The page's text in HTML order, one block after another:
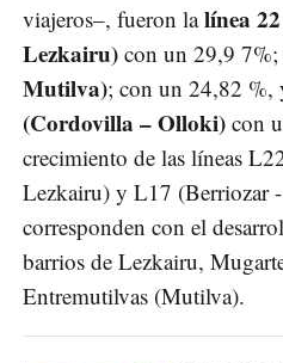
viajeros–, fueron lalínea
Lezkairu) con un 29,9
Mutilva); con un 24,82 %,
(Cordovilla – Olloki) con
crecimiento de las líneas
Lezkairu) y L17 (Berriozar
corresponden con el
barrios de Lezkairu,
Entremutilvas (Mutilva).